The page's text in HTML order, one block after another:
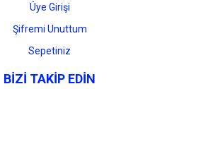
Üye Girişi
Şifremi Unuttum
Sepetiniz
BİZİ TAKİP EDİN